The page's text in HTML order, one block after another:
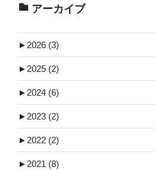
アーカイブ
► 2026 (3)
► 2025 (2)
► 2024 (6)
► 2023 (2)
► 2022 (2)
► 2021 (8)